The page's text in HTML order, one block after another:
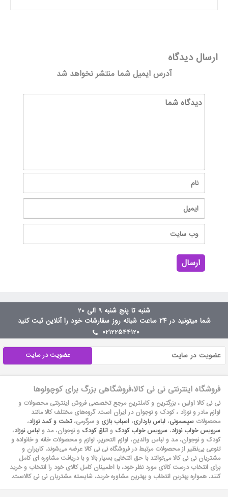
ارسال دیدگاه
آدرس ایمیل شما منتشر نخواهد شد
ارسال
شنبه تا پنج شنبه 9 الی 20
شما میتونید در ۲۴ ساعت شبانه روز سفارشات خود را آنلاین ثبت کنید
02122544120
عضویت در سایت
فروشگاه اینترنتی نی نی کالا،فروشگاهی بزرگ برای کوچولوها
نی نی کالا اولین ، بزرگترین و کاملترین مرجع تخصصی فروش اینترنتی محصولات و
لوازم مادر و نوزاد ، کودک و نوجوان در ایران است. گروه‏‏‌های مختلف کالا مانند
محصولات سیسمونی، لباس بارداری، اسباب بازی و سرگرمی،تخت و کمد نوزاد،
سرویس خواب نوزاد، سرویس خواب کودک و اتاق کودک و نوجوان، مد و لباس نوزاد،
کودک و نوجوان، مد و لباس والدین، لوازم التحریر، لوازم و محصولات خانه و خانواده و
تنوعی بی‌نظیر از محصولات مرتبط در فروشگاه نی نی کالا عرضه می‏‏‏‌شوند. کاربران و
مشتریان نی نی‌ کالا می‏‏‌توانند با حق انتخابی بسیار بالا و با دریافت مشاوره ای کامل
برای انتخاب درست کالای مورد نظر خود، با اطمینان کامل کالای خود را انتخاب و خرید
کنند. همواره بهترین انتخاب و بهترین مشاوره خرید، شایسته مشتریان نی نی کالاست.